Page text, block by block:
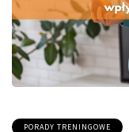
PORADY TRENINGOWE